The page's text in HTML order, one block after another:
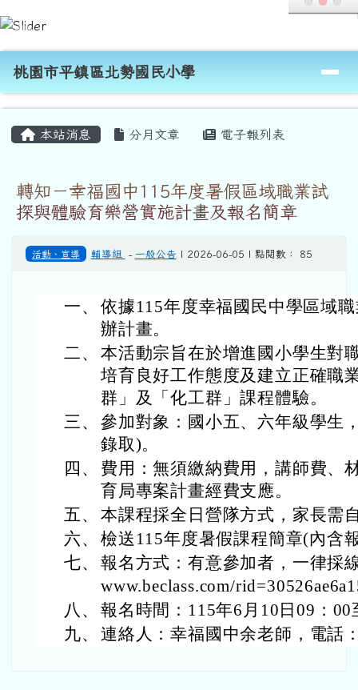
跳至主內容區
桃園市平鎮區北勢國民小學
導覽列
桃園市平鎮區北勢國民小學
本站消息 分月文章 電子報列表
轉知－幸福國中115年度暑假區域職業試
探與體驗育樂營實施計畫及報名簡章
活動、宣導 輔導組 - 一般公告 | 2026-06-05 | 點閱數： 85
一、 依據115年度幸福國民中學區域
辦計畫。
二、 本活動宗旨在於增進國小學生對
培育良好工作態度及建立正確職
群」及「化工群」課程體驗。
三、 參加對象：國小五、六年級學生
錄取)。
四、
費用：無須繳納費用，講師費、
育局專案計畫經費支應。
五、 本課程採全日營隊方式，家長需
六、 檢送115年度暑假課程簡章(內含
七、 報名方式：有意參加者，一律採
www.beclass.com/
八、 報名時間：115年6月10日09：
九、 連絡人：幸福國中余老師，電話